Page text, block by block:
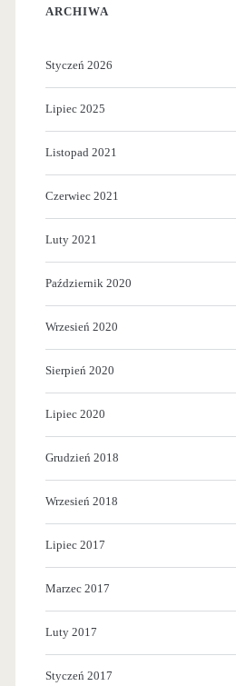
i
t
l
i
ARCHIWA
Styczeń 2026
Lipiec 2025
Listopad 2021
Czerwiec 2021
Luty 2021
Październik 2020
Wrzesień 2020
Sierpień 2020
Lipiec 2020
Grudzień 2018
Wrzesień 2018
Lipiec 2017
Marzec 2017
Luty 2017
Styczeń 2017